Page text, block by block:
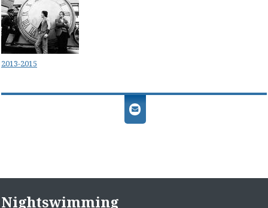
2013-2015
Nightswimming